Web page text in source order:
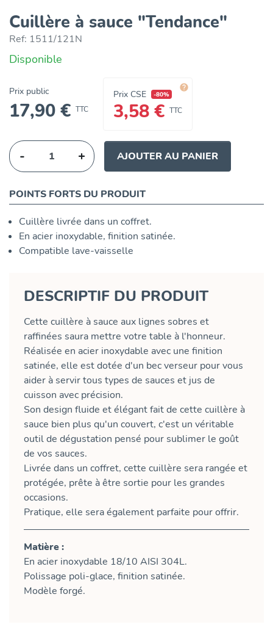
Cuillère à sauce "Tendance"
Ref: 1511/121N
Disponible
Prix public
17,90 € TTC
Prix CSE -80%
3,58 € TTC

- + AJOUTER AU PANIER
POINTS FORTS DU PRODUIT
Cuillère livrée dans un coffret.
En acier inoxydable, finition satinée.
Compatible lave-vaisselle
DESCRIPTIF DU PRODUIT
Cette cuillère à sauce aux lignes sobres et
raffinées saura mettre votre table à l'honneur.
Réalisée en acier inoxydable avec une finition
satinée, elle est dotée d'un bec verseur pour vous
aider à servir tous types de sauces et jus de
cuisson avec précision.
Son design fluide et élégant fait de cette cuillère à
sauce bien plus qu'un couvert, c'est un véritable
outil de dégustation pensé pour sublimer le goût
de vos sauces.
Livrée dans un coffret, cette cuillère sera rangée et
protégée, prête à être sortie pour les grandes
occasions.
Pratique, elle sera également parfaite pour offrir.
Matière :
En acier inoxydable 18/10 AISI 304L.
Polissage poli-glace, finition satinée.
Modèle forgé.